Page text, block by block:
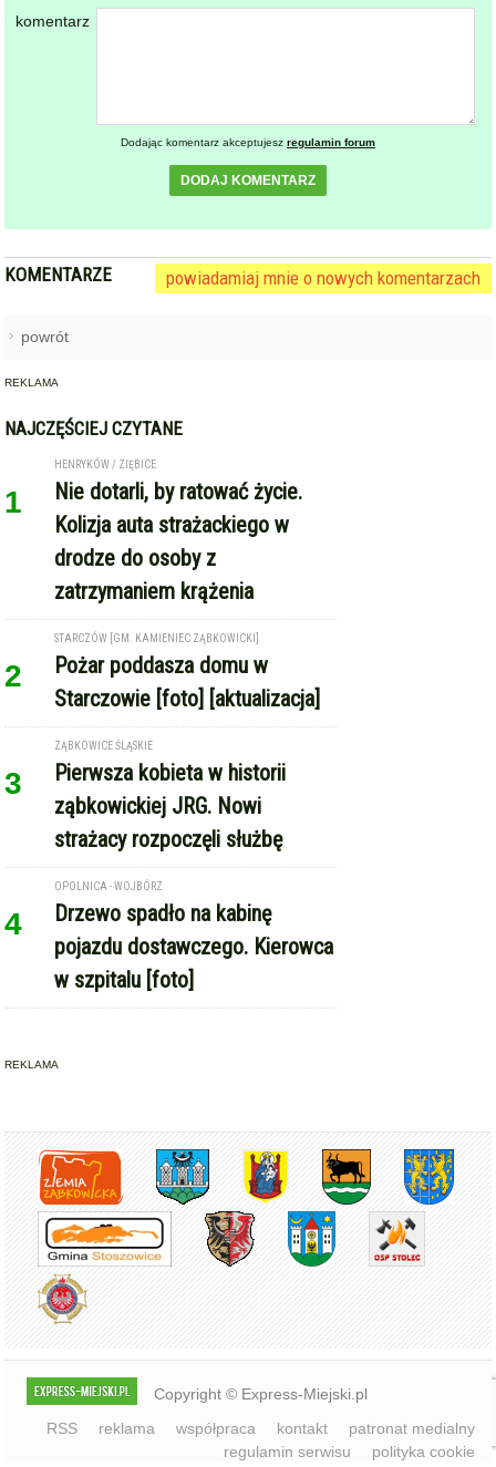
komentarz
Dodając komentarz akceptujesz regulamin forum
DODAJ KOMENTARZ
KOMENTARZE powiadamiaj mnie o nowych komentarzach
powrót
REKLAMA
NAJCZĘŚCIEJ CZYTANE
1
HENRYKÓW / ZIĘBICE
Nie dotarli, by ratować życie.
Kolizja auta strażackiego w
drodze do osoby z
zatrzymaniem krążenia
2
STARCZÓW [GM. KAMIENIEC ZĄBKOWICKI]
Pożar poddasza domu w
Starczowie [foto] [aktualizacja]
3
ZĄBKOWICE ŚLĄSKIE
Pierwsza kobieta w historii
ząbkowickiej JRG. Nowi
strażacy rozpoczęli służbę
4
OPOLNICA - WOJBÓRZ
Drzewo spadło na kabinę
pojazdu dostawczego. Kierowca
w szpitalu [foto]
REKLAMA
Copyright © Express-Miejski.pl
RSS
reklama współpraca kontakt
patronat medialny
regulamin serwisu
polityka cookie